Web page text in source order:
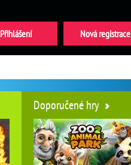
Doporučené hry
Nová registrace
Přihlášení